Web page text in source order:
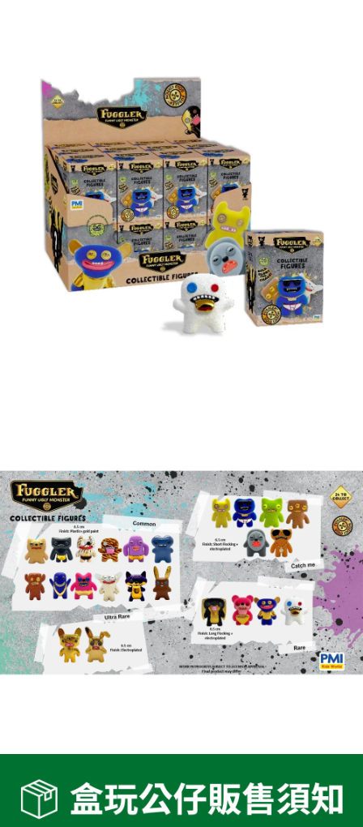
２．訂單成立數日內，您將收到繳費通知簡訊。
３．收到繳費通知簡訊後14天內，點擊此簡訊中的連結，可透過四大超商／
ATM／網路銀行／等多元方式進行付款，方視為交易完成。
※ 請注意：結帳手續完成當下不需立刻繳費，但若您需要取消訂單，請聯絡
購買商品的店家。未經商家同意取消之訂單仍視為有效，需透過AFTEE先享
後付繳納相關費用。
※ 交易是否成功請以「AFTEE先享後付 」之結帳頁面顯示為準，若有關於
是否繳費成功／繳費後需取消欲退款等相關疑問，請聯繫「AFTEE先享後付
客戶支援中心」https://netprotections.freshdesk.com/support/home
【注意事項】
１．透過由恩沛科技股份有限公司提供之「AFTEE先享後付」服務完成之交
易，需依本服務之必要範圍內提供個人資料，並將交易相關給付款項請求債
權轉讓予恩沛科技股份有限公司。
２．關於個人資料處理事宜，請瀏覽以下網址：
https://aftee.tw/terms/#terms3
３．未成年的使用者請事先徵得法定代理人或監護人之同意方可使用
「AFTEE先享後付」，若未經同意申辦者引起之損失，本公司不負相關責
每筆NT$60，滿NT$699(含以上)免運費
7-11取貨付款
每筆NT$60，滿NT$699(含以上)免運費
付款後7-11取貨
每筆NT$60，滿NT$699(含以上)免運費
每筆NT$80，滿NT$1,000(含以上)免運費